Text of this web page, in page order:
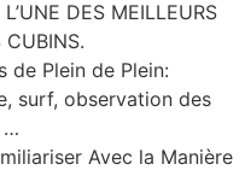
DES MEILLEURS
CUBINS.
de Plein de Plein:
surf, observation des
…
Avec la Manière